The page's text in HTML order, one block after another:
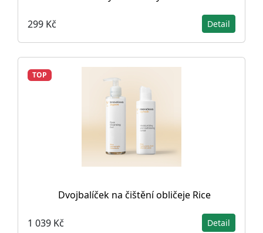
299 Kč Detail
TOP
Dvojbalíček na čištění obličeje Rice
1 039 Kč Detail